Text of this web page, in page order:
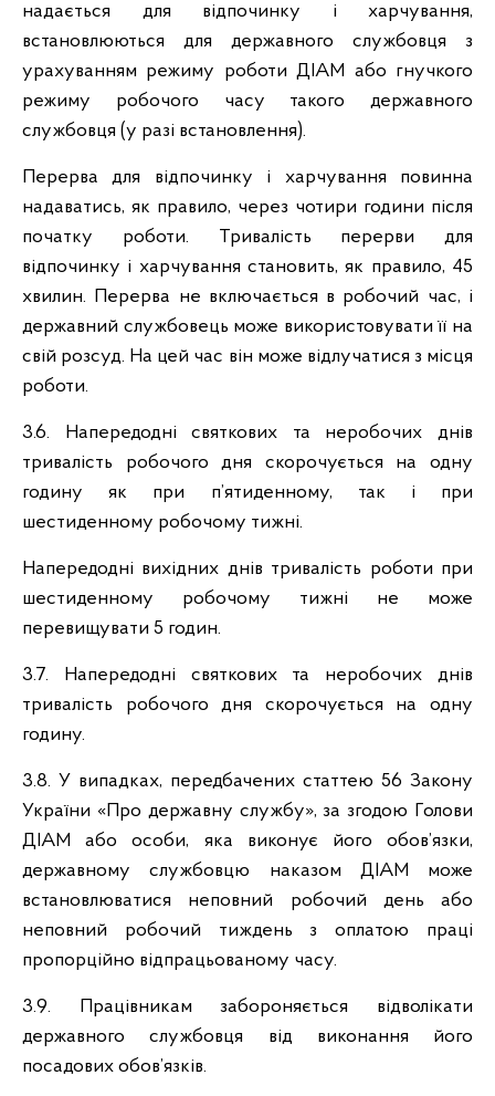
надається для відпочинку і харчування,
встановлюються для державного службовця з
урахуванням режиму роботи ДІАМ або гнучкого
режиму робочого часу такого державного
службовця (у разі встановлення).
Перерва для відпочинку і харчування повинна
надаватись, як правило, через чотири години після
початку роботи. Тривалість перерви для
відпочинку і харчування становить, як правило, 45
хвилин. Перерва не включається в робочий час, і
державний службовець може використовувати її на
свій розсуд. На цей час він може відлучатися з місця
роботи.
3.6. Напередодні святкових та неробочих днів
тривалість робочого дня скорочується на одну
годину як при п’ятиденному, так і при
шестиденному робочому тижні.
Напередодні вихідних днів тривалість роботи при
шестиденному робочому тижні не може
перевищувати 5 годин.
3.7. Напередодні святкових та неробочих днів
тривалість робочого дня скорочується на одну
годину.
3.8. У випадках, передбачених статтею 56 Закону
України «Про державну службу», за згодою Голови
ДІАМ або особи, яка виконує його обов’язки,
державному службовцю наказом ДІАМ може
встановлюватися неповний робочий день або
неповний робочий тиждень з оплатою праці
пропорційно відпрацьованому часу.
3.9. Працівникам забороняється відволікати
державного службовця від виконання його
посадових обов’язків.